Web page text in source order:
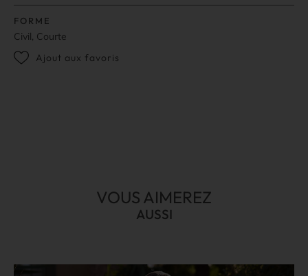
FORME
Civil, Courte
Ajout aux favoris
VOUS AIMEREZ
AUSSI